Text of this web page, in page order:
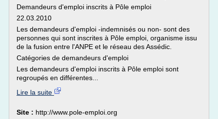
Demandeurs d'emploi inscrits à Pôle emploi
22.03.2010
Les demandeurs d'emploi -indemnisés ou non- sont des
personnes qui sont inscrites à Pôle emploi, organisme issu
de la fusion entre l'ANPE et le réseau des Assédic.
Catégories de demandeurs d'emploi
Les demandeurs d'emploi inscrits à Pôle emploi sont
regroupés en différentes...
Lire la suite
Site : http://www.pole-emploi.org